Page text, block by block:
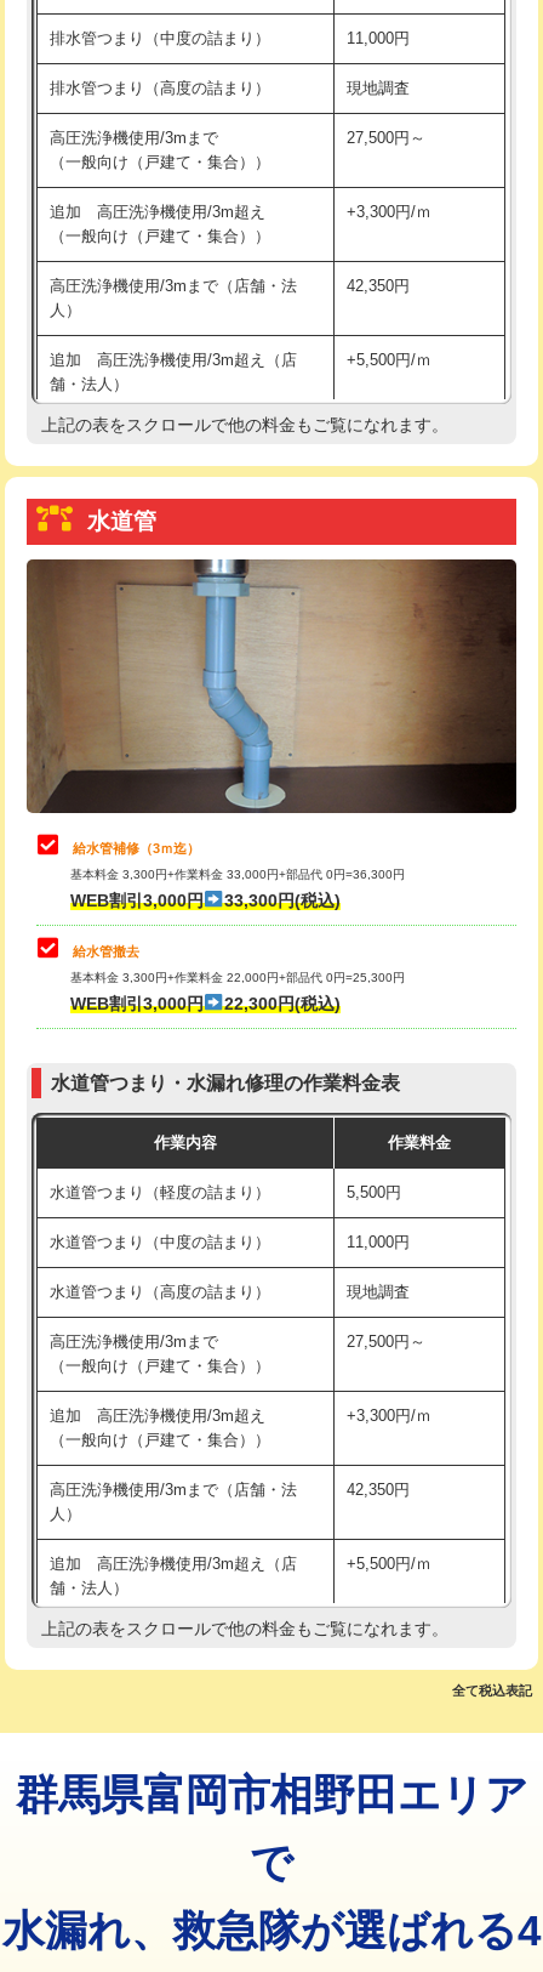
持込商品取付（浄水器・分岐水栓） 16,500円
給水管工事※（ホール加工) 16,500円
給水管工事※（バンド止め) 3,300円
給水管工事※（支持金具設置)
給水管工事※（保温材使用（バンド止
め込み）)
5,500円
給水管工事※（土の掘削・埋め戻し作
業)
11,000円
給水管工事※（塩ビ管（VP・HI）使
用/3ｍまで)
33,000円
給水管工事※（塩ビ管（VP・HI）使
+8,800円
給水管工事※（ライニング鋼管・銅
管・ポリ管・HT管使用/3ｍまで)
給水管工事※（ライニング鋼管・銅
管・ポリ管・HT管使用/3ｍ超え)
排水管工事（土の掘削・埋め戻し作
11,000円~
排水管工事（排水管工事/3ｍまで） 55,000円
排水管工事（追加 排水管工事/3ｍ超
マス交換（土の掘削・埋め戻し作業）
マス交換（深さ50㎝未満）
マス交換（深さ50㎝以上）
コンクリート斫り（厚さ10㎝まで）
モルタル補修（厚さ10㎝超え） 38,500円
洗面台設置 38,500円
化粧台設置 22,000円
追加人工 16,500円
廃棄・処分 現場見積
※給水管工事は20mmまでの価格です。
排水管つまり（中度の詰まり） 11,000円
排水管つまり（高度の詰まり） 現地調査
高圧洗浄機使用/3mまで
（一般向け（戸建て・集合））
27,500円～
追加 高圧洗浄機使用/3m超え
（一般向け（戸建て・集合））
+3,300円/ｍ
高圧洗浄機使用/3mまで（店舗・法
人）
42,350円
追加 高圧洗浄機使用/3m超え（店
舗・法人）
+5,500円/ｍ
高度高圧洗浄換 現地調査
トーラー機使用/3mまで
追加トーラー機使用/3m超え
8,800円
止水・漏水調査・防水処理・清掃・修
理・調整・分解・加工など（軽作業）
11,000円
止水・漏水調査・防水処理・清掃・修
理・調整・分解・加工など（中作業）
止水・漏水調査・防水処理・清掃・修
理・調整・分解・加工など（重作業）
33,000円
その他部品の脱着
交換・取付（タンク）
式）)
式・ワンホール）)
交換・取付(排水栓・排水トラップ
22,000円+材料費
持込商品取付（混合水栓）
持込商品取付（浄水器・分岐水栓） 16,500円
業）
排水管工事（追加 排水管工事/3ｍ超
え）
マス交換（土の掘削・埋め戻し作業） 11,000円~
マス交換（深さ50㎝以上） 66,000円
コンクリート斫り（厚さ10㎝超え）
モルタル補修（厚さ10㎝まで） 27,500円
上記の表をスクロールで他の料金もご覧になれます。
水道管
給水管補修（3ｍ迄）
基本料金 3,300円+作業料金 33,000円+部品代 0円=36,300円
WEB割引3,000円 33,300円(税込)
給水管撤去
基本料金 3,300円+作業料金 22,000円+部品代 0円=25,300円
WEB割引3,000円 22,300円(税込)
水道管つまり・水漏れ修理の作業料金表
作業内容 作業料金
水道管つまり（軽度の詰まり） 5,500円
水道管つまり（中度の詰まり） 11,000円
水道管つまり（高度の詰まり） 現地調査
高圧洗浄機使用/3mまで
（一般向け（戸建て・集合））
27,500円～
追加 高圧洗浄機使用/3m超え
（一般向け（戸建て・集合））
+3,300円/ｍ
高圧洗浄機使用/3mまで（店舗・法
人）
42,350円
追加 高圧洗浄機使用/3m超え（店
舗・法人）
+5,500円/ｍ
高度高圧洗浄換 現地調査
トーラー機使用/3mまで 33,000円
追加トーラー機使用/3m超え +3,300円
止水・漏水調査・防水処理・清掃・修
11,000円
上記の表をスクロールで他の料金もご覧になれます。
全て税込表記
群馬県富岡市相野田エリア
で
水漏れ、救急隊が選ばれる4